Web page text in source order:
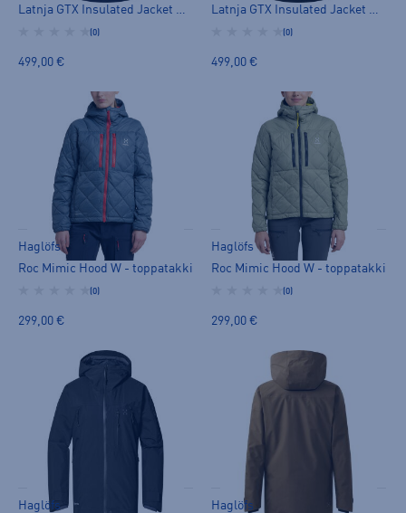
Latnja GTX Insulated Jacket M - toppatakki
(0)
499,00 €
Latnja GTX Insulated Jacket M - toppatakki
(0)
499,00 €
Haglöfs
Roc Mimic Hood W - toppatakki
(0)
299,00 €
Haglöfs
Roc Mimic Hood W - toppatakki
(0)
299,00 €
Haglöfs
Haglöfs